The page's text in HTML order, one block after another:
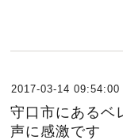
2017-03-14 09:54:00
守口市にあるベ
声に感激です